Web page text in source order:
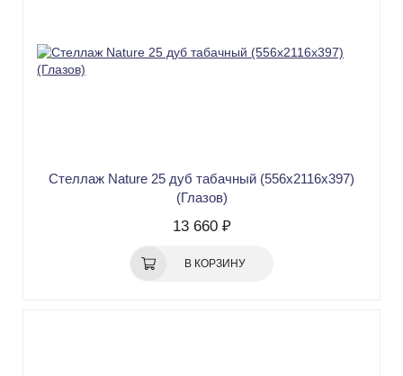
Стеллаж Nature 25 дуб табачный (556х2116х397)
(Глазов)
13 660 ₽
В КОРЗИНУ